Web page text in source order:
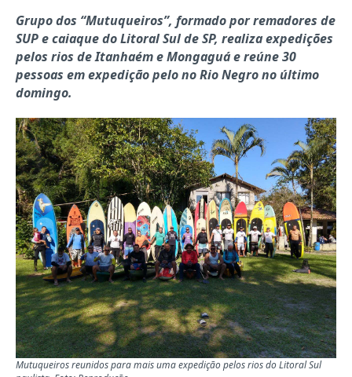
Grupo dos “Mutuqueiros”, formado por remadores de
SUP e caiaque do Litoral Sul de SP, realiza expedições
pelos rios de Itanhaém e Mongaguá e reúne 30
pessoas em expedição pelo no Rio Negro no último
domingo.
Mutuqueiros reunidos para mais uma expedição pelos rios do Litoral Sul